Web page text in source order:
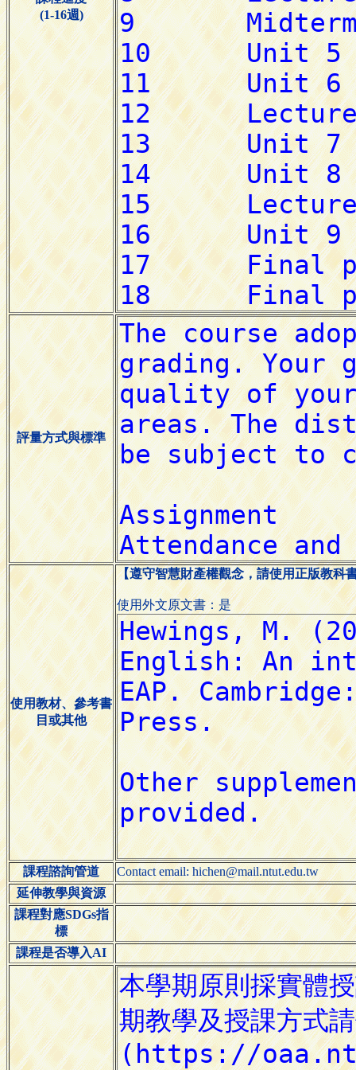
(1-16週)
評量方式與標準
使用教材、參考書
目或其他
【遵守智慧財產權觀念，請使用正版教科
使用外文原文書：是
課程諮詢管道
Contact email: hichen@mail.ntut.edu.tw
延伸教學與資源
課程對應SDGs指
標
課程是否導入AI